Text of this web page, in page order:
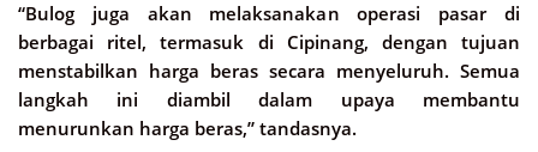
“Bulog juga akan melaksanakan operasi pasar di
berbagai ritel, termasuk di Cipinang, dengan tujuan
menstabilkan harga beras secara menyeluruh. Semua
langkah ini diambil dalam upaya membantu
menurunkan harga beras,” tandasnya.